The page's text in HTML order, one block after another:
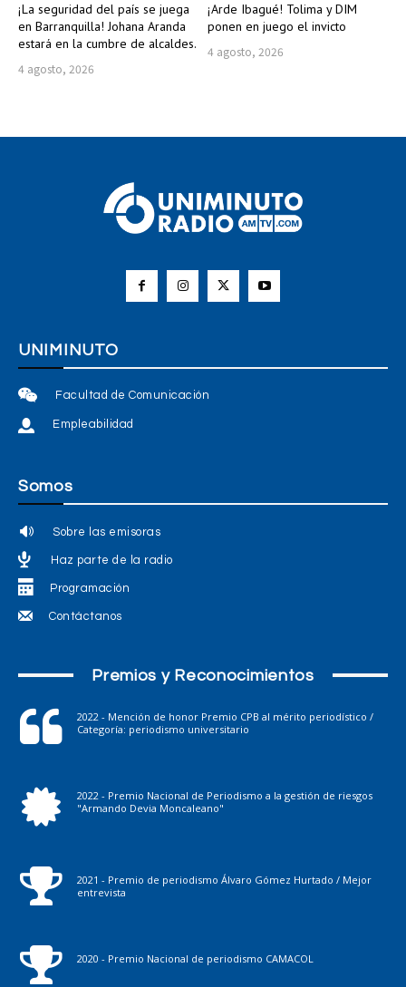
¡La seguridad del país se juega
en Barranquilla! Johana Aranda
estará en la cumbre de alcaldes.
4 agosto, 2026
¡Arde Ibagué! Tolima y DIM
ponen en juego el invicto
4 agosto, 2026
UNIMINUTO
Facultad de Comunicación
Empleabilidad
Somos
Sobre las emisoras
Haz parte de la radio
Programación
Contáctanos
Premios y Reconocimientos
2022 - Mención de honor Premio CPB al mérito periodístico /
Categoría: periodismo universitario
2022 - Premio Nacional de Periodismo a la gestión de riesgos
"Armando Devia Moncaleano"
2021 - Premio de periodismo Álvaro Gómez Hurtado / Mejor
entrevista
2020 - Premio Nacional de periodismo CAMACOL